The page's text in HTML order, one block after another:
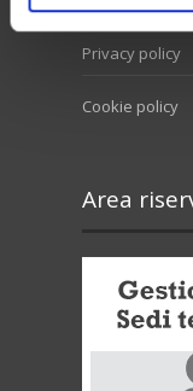
Privacy policy
Cookie policy
Area